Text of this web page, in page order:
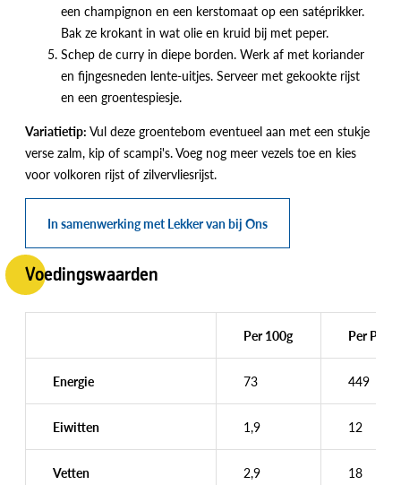
een champignon en een kerstomaat op een satéprikker.
Bak ze krokant in wat olie en kruid bij met peper.
Schep de curry in diepe borden. Werk af met koriander
en fijngesneden lente-uitjes. Serveer met gekookte rijst
en een groentespiesje.
Variatietip: Vul deze groentebom eventueel aan met een stukje
verse zalm, kip of scampi's. Voeg nog meer vezels toe en kies
voor volkoren rijst of zilvervliesrijst.
In samenwerking met Lekker van bij Ons
Voedingswaarden
Per 100g Per
Energie 73 449
Eiwitten 1,9 12
Vetten 2,9 18